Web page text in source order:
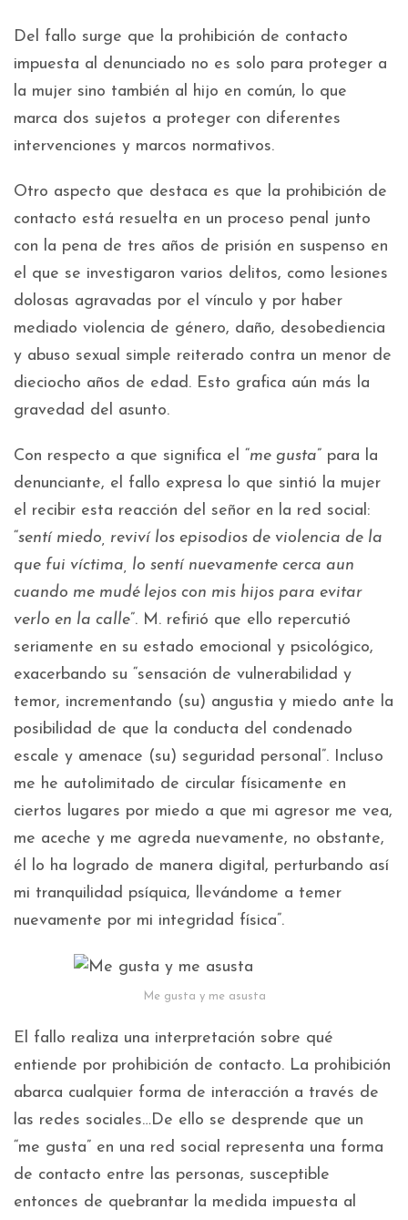
Del fallo surge que la prohibición de contacto
impuesta al denunciado no es solo para proteger a
la mujer sino también al hijo en común, lo que
marca dos sujetos a proteger con diferentes
intervenciones y marcos normativos.
Otro aspecto que destaca es que la prohibición de
contacto está resuelta en un proceso penal junto
con la pena de tres años de prisión en suspenso en
el que se investigaron varios delitos, como lesiones
dolosas agravadas por el vínculo y por haber
mediado violencia de género, daño, desobediencia
y abuso sexual simple reiterado contra un menor de
dieciocho años de edad. Esto grafica aún más la
gravedad del asunto.
Con respecto a que significa el “me gusta” para la
denunciante, el fallo expresa lo que sintió la mujer
el recibir esta reacción del señor en la red social:
“sentí miedo, reviví los episodios de violencia de la
que fui víctima, lo sentí nuevamente cerca aun
cuando me mudé lejos con mis hijos para evitar
verlo en la calle”. M. refirió que ello repercutió
seriamente en su estado emocional y psicológico,
exacerbando su “sensación de vulnerabilidad y
temor, incrementando (su) angustia y miedo ante la
posibilidad de que la conducta del condenado
escale y amenace (su) seguridad personal”. Incluso
me he autolimitado de circular físicamente en
ciertos lugares por miedo a que mi agresor me vea,
me aceche y me agreda nuevamente, no obstante,
él lo ha logrado de manera digital, perturbando así
mi tranquilidad psíquica, llevándome a temer
nuevamente por mi integridad física”.
Me gusta y me asusta
El fallo realiza una interpretación sobre qué
entiende por prohibición de contacto. La prohibición
abarca cualquier forma de interacción a través de
las redes sociales…De ello se desprende que un
“me gusta” en una red social representa una forma
de contacto entre las personas, susceptible
entonces de quebrantar la medida impuesta al